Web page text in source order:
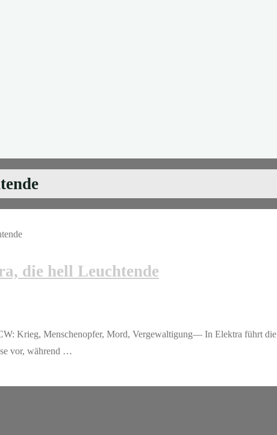
die hell Leuchtende
Krieg, Menschenopfer, Mord, Vergewaltigung— In Elektra führt
vor, während …